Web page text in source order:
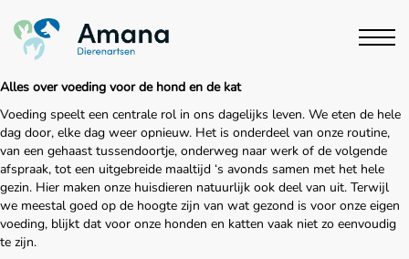
Alles over voeding voor de hond en de kat
Voeding speelt een centrale rol in ons dagelijks leven. We eten de hele
dag door, elke dag weer opnieuw. Het is onderdeel van onze routine,
van een gehaast tussendoortje, onderweg naar werk of de volgende
afspraak, tot een uitgebreide maaltijd ‘s avonds samen met het hele
gezin. Hier maken onze huisdieren natuurlijk ook deel van uit. Terwijl
we meestal goed op de hoogte zijn van wat gezond is voor onze eigen
voeding, blijkt dat voor onze honden en katten vaak niet zo eenvoudig
te zijn.